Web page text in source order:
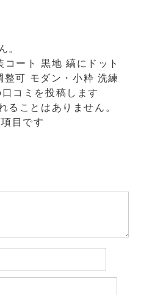
。
コート 黒地 縞にドット
可 モダン・小粋 洗練
コミを投稿します
ることはありません。
目です